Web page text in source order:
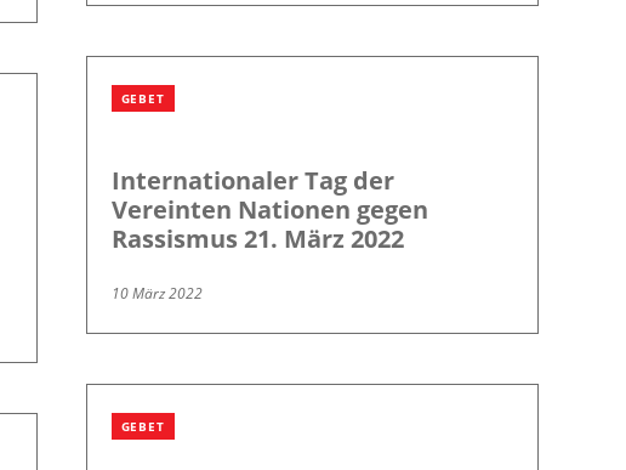
GEBET
Internationaler Tag der
Vereinten Nationen gegen
Rassismus 21. März 2022
10 März 2022
GEBET